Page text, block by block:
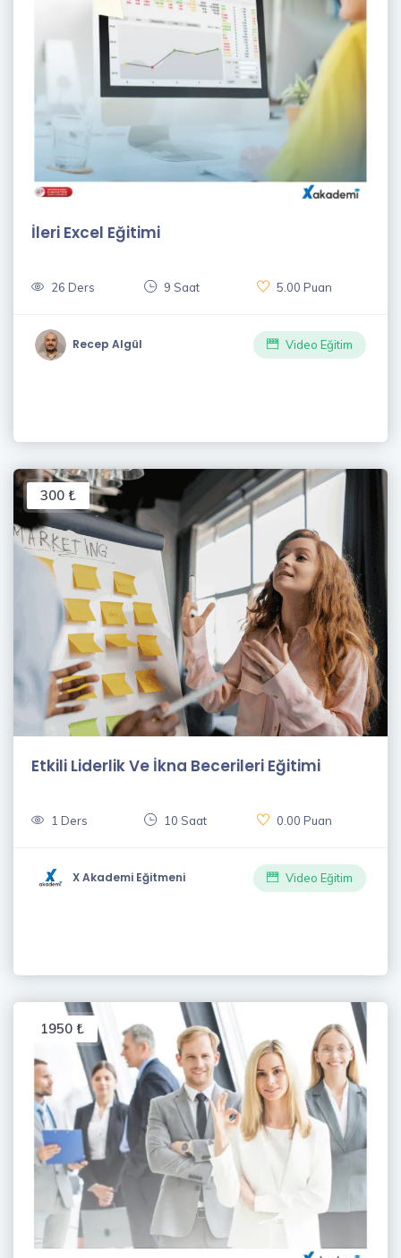
İleri Excel Eğitimi
26 Ders 9 Saat 5.00 Puan
Recep Algül Video Eğitim
300 ₺
Etkili Liderlik Ve İkna Becerileri Eğitimi
1 Ders 10 Saat 0.00 Puan
X Akademi Eğitmeni Video Eğitim
1950 ₺